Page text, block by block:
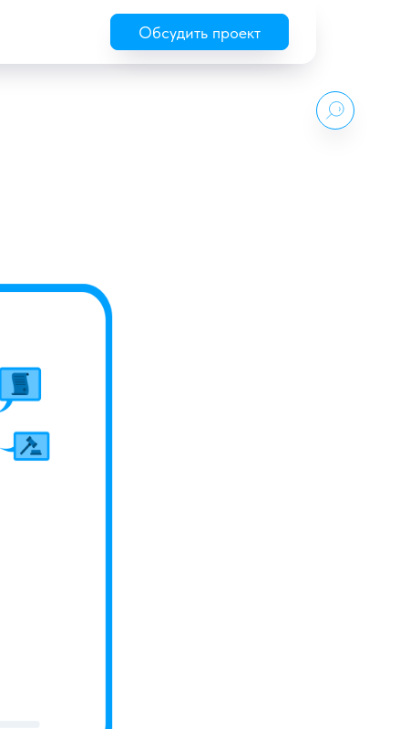
Обсудить проект